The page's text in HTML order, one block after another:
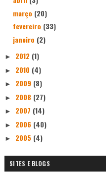
março (20)
fevereiro (33)
janeiro (2)
► 2012 (1)
► 2010 (4)
► 2009 (8)
► 2008 (27)
► 2007 (14)
► 2006 (40)
► 2005 (4)
SITES E BLOGS